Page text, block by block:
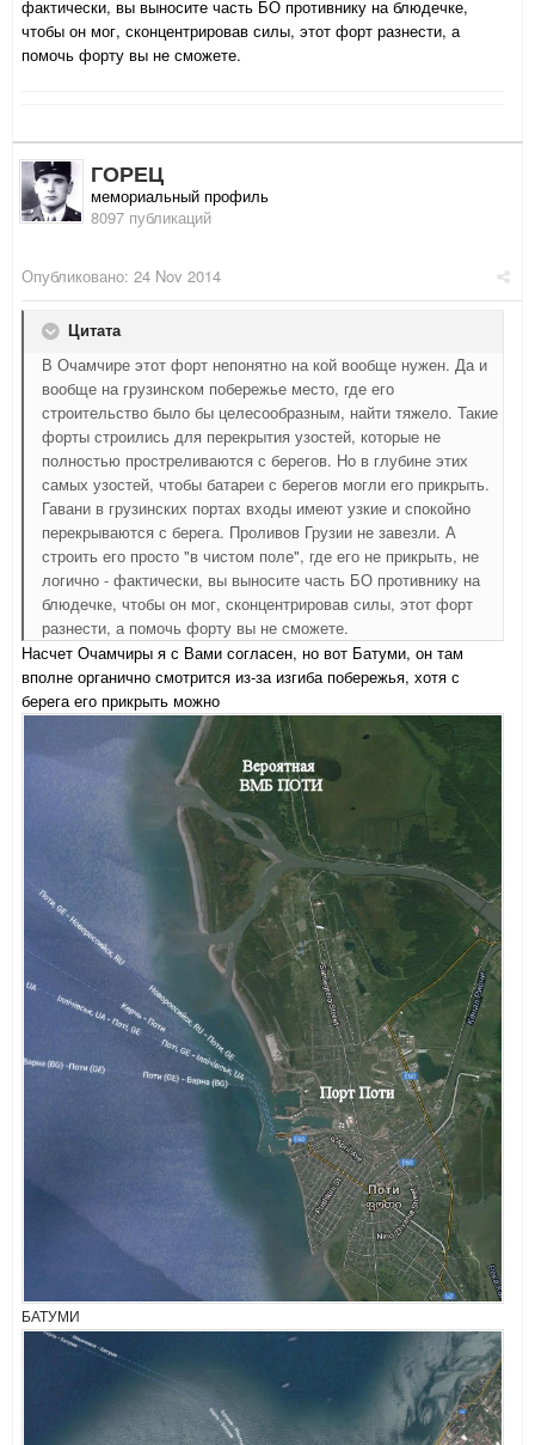
фактически, вы выносите часть БО противнику на блюдечке,
чтобы он мог, сконцентрировав силы, этот форт разнести, а
помочь форту вы не сможете.
ГОРЕЦ
мемориальный профиль
8097 публикаций
Опубликовано: 24 Nov 2014
Цитата
В Очамчире этот форт непонятно на кой вообще нужен. Да и
вообще на грузинском побережье место, где его
строительство было бы целесообразным, найти тяжело. Такие
форты строились для перекрытия узостей, которые не
полностью простреливаются с берегов. Но в глубине этих
самых узостей, чтобы батареи с берегов могли его прикрыть.
Гавани в грузинских портах входы имеют узкие и спокойно
перекрываются с берега. Проливов Грузии не завезли. А
строить его просто "в чистом поле", где его не прикрыть, не
логично - фактически, вы выносите часть БО противнику на
блюдечке, чтобы он мог, сконцентрировав силы, этот форт
разнести, а помочь форту вы не сможете.
Насчет Очамчиры я с Вами согласен, но вот Батуми, он там
вполне органично смотрится из-за изгиба побережья, хотя с
берега его прикрыть можно
БАТУМИ